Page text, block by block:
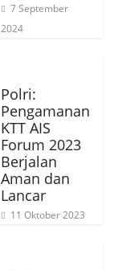
7 September
2024
Polri:
Pengamanan
KTT AIS
Forum 2023
Berjalan
Aman dan
Lancar
11 Oktober 2023